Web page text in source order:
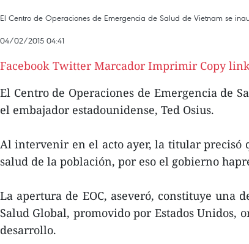
El Centro de Operaciones de Emergencia de Salud de Vietnam se
04/02/2015 04:41
Facebook Twitter Marcador Imprimir Copy
El Centro de Operaciones de Emergencia de
el embajador estadounidense, Ted Osius.
Al intervenir en el acto ayer, la titular precisó
salud de la población, por eso el gobierno
La apertura de EOC, aseveró, constituye una
Salud Global, promovido por Estados Unidos,
desarrollo.